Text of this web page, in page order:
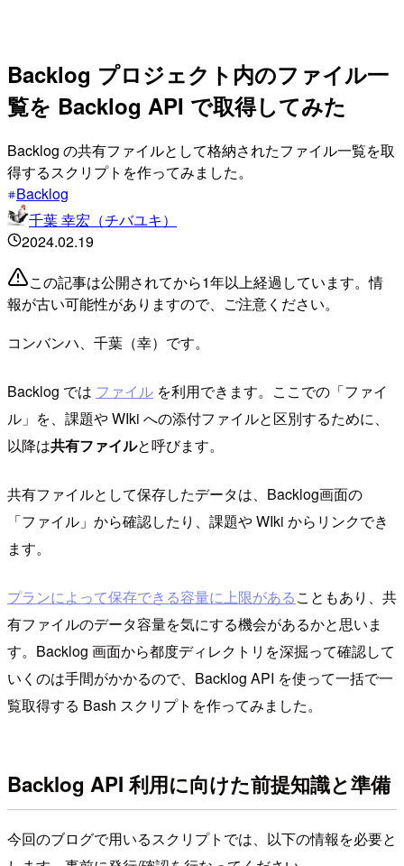
Backlog プロジェクト内のファイル一
覧を Backlog API で取得してみた
Backlog の共有ファイルとして格納されたファイル一覧を取
得するスクリプトを作ってみました。
Backlog
千葉 幸宏（チバユキ）
2024.02.19
この記事は公開されてから1年以上経過しています。情
報が古い可能性がありますので、ご注意ください。
コンバンハ、千葉（幸）です。
Backlog では ファイル を利用できます。ここでの「ファイ
ル」を、課題や WIki への添付ファイルと区別するために、
以降は共有ファイルと呼びます。
共有ファイルとして保存したデータは、Backlog画面の
「ファイル」から確認したり、課題や WIki からリンクでき
ます。
プランによって保存できる容量に上限があることもあり、共
有ファイルのデータ容量を気にする機会があるかと思いま
す。Backlog 画面から都度ディレクトリを深掘って確認して
いくのは手間がかかるので、Backlog API を使って一括で一
覧取得する Bash スクリプトを作ってみました。
Backlog API 利用に向けた前提知識と準備
今回のブログで用いるスクリプトでは、以下の情報を必要と